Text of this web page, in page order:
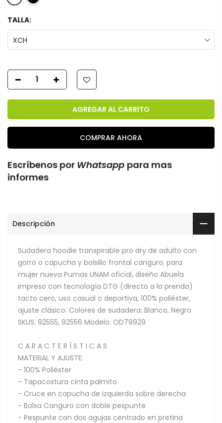
TALLA:
XCH
AGREGAR AL CARRITO
COMPRAR AHORA
Escríbenos por Whatsapp para mas
informes
Descripción
Sudadera hoodie transpirable pro dry de adulto con
gorro o capucha y bolsillo frontal canguro, para
mujer nueva Pumas UNAM oficial, diseño Abuela
impreso con tecnología DTG (directo a la prenda)
tacto cero, uso casual o deportiva, 100% poliéster,
ajuste clásico. Colores de sudadera: Blanco, Negro.
SKUS: 92555, 92556 Modelo: OD79929
C A R A C T E R Í S T I C A S
MATERIAL Y AJUSTE:
- 100% Poliéster
- Tapacostura cinta palmito
- Cruce en capucha de izquierda sobre derecha
- Bolsa Canguro con doble pespunte
- Pespunte con dos agujas centrado en pretina